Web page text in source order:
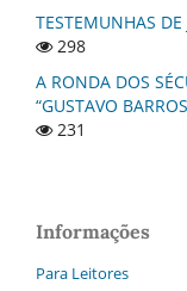
TESTEMUNHAS
298
A RONDA DOS
“GUSTAVO
231
Informações
Para Leitores